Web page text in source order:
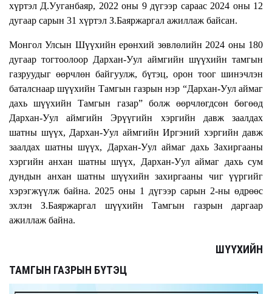
хүртэл Д.Ууганбаяр, 2022 оны 9 дүгээр сараас 2024 оны 12
дугаар сарын 31 хүртэл З.Баяржаргал ажиллаж байсан.
Монгол Улсын Шүүхийн ерөнхий зөвлөлийн 2024 оны 180
дугаар тогтоолоор Дархан-Уул аймгийн шүүхийн тамгын
газруудыг өөрчлөн байгуулж, бүтэц, орон тоог шинэчлэн
баталснаар шүүхийн Тамгын газрын нэр “Дархан-Уул аймаг
дахь шүүхийн Тамгын газар” болж өөрчлөгдсөн бөгөөд
Дархан-Уул аймгийн Эрүүгийн хэргийн давж заалдах
шатны шүүх, Дархан-Уул аймгийн Иргэний хэргийн давж
заалдах шатны шүүх, Дархан-Уул аймаг дахь Захиргааны
хэргийн анхан шатны шүүх, Дархан-Уул аймаг дахь сум
дундын анхан шатны шүүхийн захиргааны чиг үүргийг
хэрэгжүүлж байна. 2025 оны 1 дүгээр сарын 2-ны өдрөөс
эхлэн З.Баяржаргал шүүхийн Тамгын газрын даргаар
ажиллаж байна.
ШҮҮХИЙН
ТАМГЫН ГАЗРЫН БҮТЭЦ